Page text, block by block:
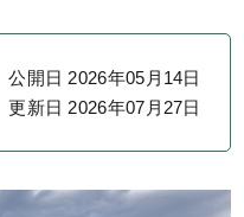
公開日 2026年05月14日
更新日 2026年07月27日